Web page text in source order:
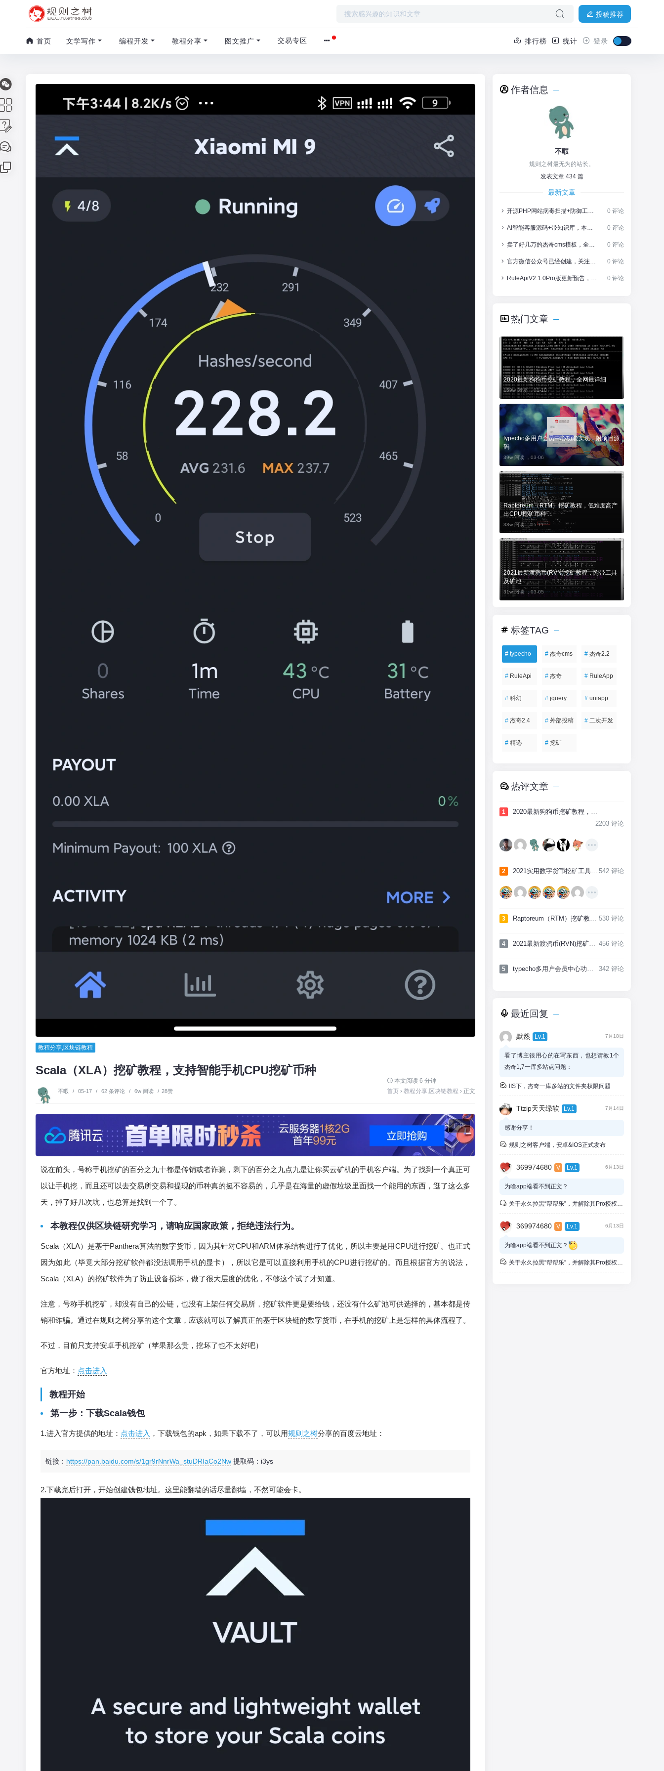
投稿推荐
首页 文学写作 编程开发 教程分享 图文推广 交易专区 排行榜 统计 登录
教程分享,区块链教程
Scala（XLA）挖矿教程，支持智能手机CPU挖矿币种
不暇 / 05-17 / 62 条评论 / 6w 阅读 / 28赞
本文阅读 6 分钟
首页 › 教程分享,区块链教程 › 正文
广告
说在前头，号称手机挖矿的百分之九十都是传销或者诈骗，剩下的百分之九点九是让你买云矿机的手机客户端。为了找到一个真正可
以让手机挖，而且还可以去交易所交易和提现的币种真的挺不容易的，几乎是在海量的虚假垃圾里面找一个能用的东西，逛了这么多
天，掉了好几次坑，也总算是找到一个了。
本教程仅供区块链研究学习，请响应国家政策，拒绝违法行为。
Scala（XLA）是基于Panthera算法的数字货币，因为其针对CPU和ARM体系结构进行了优化，所以主要是用CPU进行挖矿。也正式
因为如此（毕竟大部分挖矿软件都没法调用手机的显卡），所以它是可以直接利用手机的CPU进行挖矿的。而且根据官方的说法，
Scala（XLA）的挖矿软件为了防止设备损坏，做了很大层度的优化，不够这个试了才知道。
注意，号称手机挖矿，却没有自己的公链，也没有上架任何交易所，挖矿软件更是要给钱，还没有什么矿池可供选择的，基本都是传
销和诈骗。通过在规则之树分享的这个文章，应该就可以了解真正的基于区块链的数字货币，在手机的挖矿上是怎样的具体流程了。
不过，目前只支持安卓手机挖矿（苹果那么贵，挖坏了也不太好吧）
官方地址： 点击进入
教程开始
第一步：下载Scala钱包
1.进入官方提供的地址： 点击进入 ，下载钱包的apk，如果下载不了，可以用规则之树分享的百度云地址：
链接： https://pan.baidu.com/s/1gr9rNnrWa_stuDRIaCo2Nw 提取码：i3ys
2.下载完后打开，开始创建钱包地址。这里能翻墙的话尽量翻墙，不然可能会卡。
作者信息
不暇
规则之树最无为的站长。
发表文章 434 篇
最新文章
开源PHP网站病毒扫描+防御工具分享，带教程 0 评论
AI智能客服源码+带知识库，本地训练支持，免费分享 0 评论
卖了好几万的杰奇cms模板，全部打包分享 0 评论
官方微信公众号已经创建，关注获取PRO版，还有工具和源码 0 评论
RuleApiV2.1.0Pro版更新预告，性能优化，AI功能增强 0 评论
热门文章
2020最新狗狗币挖矿教程，全网最详细
159w 阅读 ，01-10
typecho多用户会员中心功能实现，附项目源
码
39w 阅读 ， 03-06
Raptoreum（RTM）挖矿教程，低难度高产
出CPU挖矿币种
38w 阅读 ，05-11
2021最新渡鸦币(RVN)挖矿教程，附带工具
及矿池
31w 阅读 ，03-05
标签TAG
# typecho #杰奇cms # 杰奇2.2
# RuleApi #杰奇 # RuleApp
# 科幻 #jquery # uniapp
# 杰奇2.4 #外部投稿 # 二次开发
# 精选 #挖矿
热评文章
1
2020最新狗狗币挖矿教程，全网最详细
2203 评论
2 2021实用数字货币挖矿工具，介绍及下载 542 评论
3 Raptoreum（RTM）挖矿教程，低难度高产出CPU挖矿币种 530 评论
4 2021最新渡鸦币(RVN)挖矿教程，附带工具及矿池 456 评论
5 typecho多用户会员中心功能实现，附项目源码 342 评论
最近回复
默然 Lv.1 7月18日
看了博主很用心的在写东西，也想请教1个
杰奇1,7一库多站点问题：
静态，file文件夹使用虚拟文件方式虚拟到主
则，但是老是出现1个奇怪的现象，就是
wap端的子站正常，PC子站点伪静态，阅读
节目录页面的伪静态正常，只能重启站点iis
在之前的服务器也是2012上可能也出现类似
主有没有啥建议？谢谢
IIS下，杰奇一库多站的文件夹权限问题
Ttzip天天绿软 Lv.1 7月14日
感谢分享！
规则之树客户端，安卓&IOS正式发布
369974680 V Lv.1 6月13日
为啥app端看不到正文？
关于永久拉黑“帮帮乐”，并解除其Pro授权的通知
369974680 V Lv.1 6月13日
为啥app端看不到正文？
关于永久拉黑“帮帮乐”，并解除其Pro授权的通知